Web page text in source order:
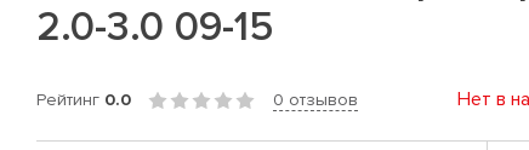
2.0-3.0 09-15
Рейтинг 0.0 0 отзывов Нет в